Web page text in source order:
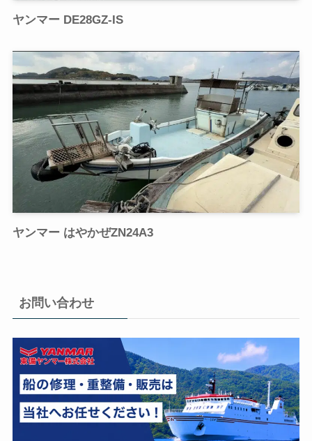
ヤンマー DE28GZ-IS
ヤンマー はやかぜZN24A3
お問い合わせ